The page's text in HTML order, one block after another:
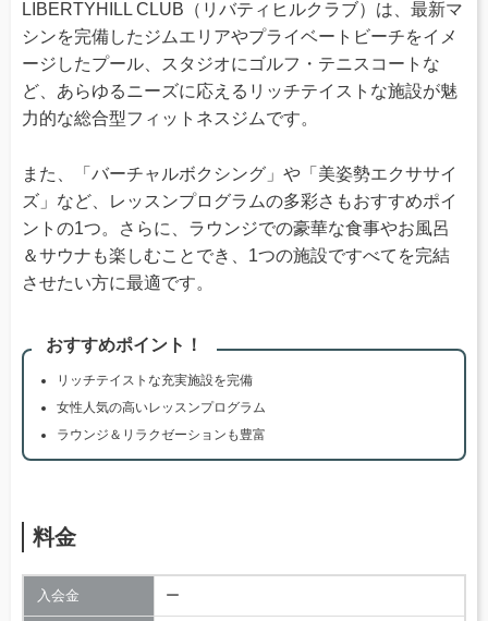
LIBERTYHILL CLUB（リバティヒルクラブ）は、最新マ
シンを完備したジムエリアやプライベートビーチをイメ
ージしたプール、スタジオにゴルフ・テニスコートな
ど、あらゆるニーズに応えるリッチテイストな施設が魅
力的な総合型フィットネスジムです。
また、「バーチャルボクシング」や「美姿勢エクササイ
ズ」など、レッスンプログラムの多彩さもおすすめポイ
ントの1つ。さらに、ラウンジでの豪華な食事やお風呂
＆サウナも楽しむことでき、1つの施設ですべてを完結
させたい方に最適です。
おすすめポイント！
リッチテイストな充実施設を完備
女性人気の高いレッスンプログラム
ラウンジ＆リラクゼーションも豊富
料金
入会金 ー